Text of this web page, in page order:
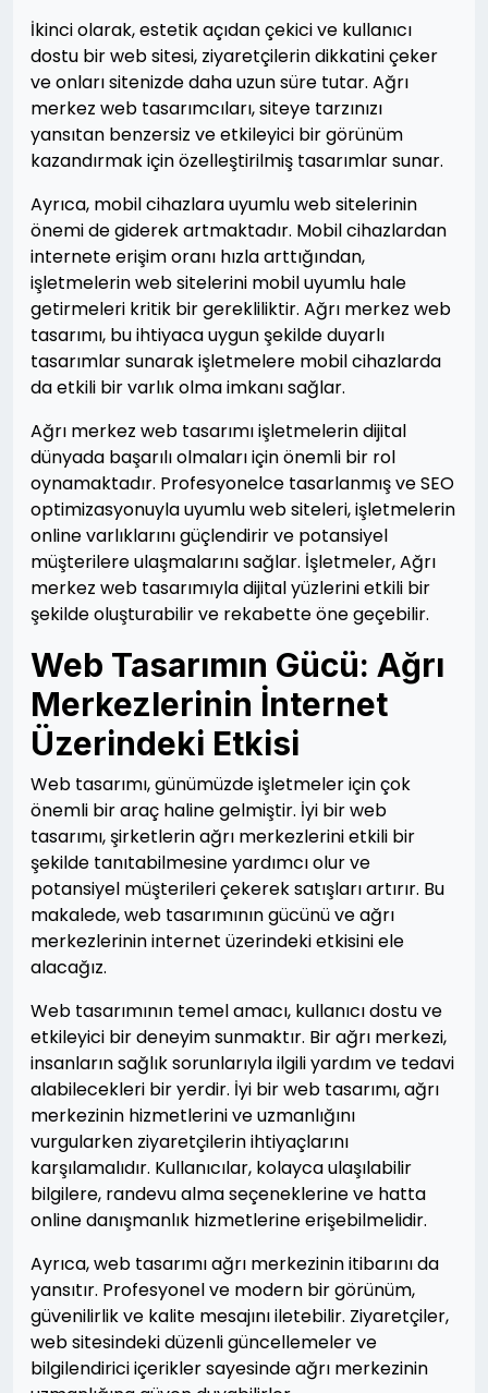
İkinci olarak, estetik açıdan çekici ve kullanıcı
dostu bir web sitesi, ziyaretçilerin dikkatini çeker
ve onları sitenizde daha uzun süre tutar. Ağrı
merkez web tasarımcıları, siteye tarzınızı
yansıtan benzersiz ve etkileyici bir görünüm
kazandırmak için özelleştirilmiş tasarımlar sunar.
Ayrıca, mobil cihazlara uyumlu web sitelerinin
önemi de giderek artmaktadır. Mobil cihazlardan
internete erişim oranı hızla arttığından,
işletmelerin web sitelerini mobil uyumlu hale
getirmeleri kritik bir gerekliliktir. Ağrı merkez web
tasarımı, bu ihtiyaca uygun şekilde duyarlı
tasarımlar sunarak işletmelere mobil cihazlarda
da etkili bir varlık olma imkanı sağlar.
Ağrı merkez web tasarımı işletmelerin dijital
dünyada başarılı olmaları için önemli bir rol
oynamaktadır. Profesyonelce tasarlanmış ve SEO
optimizasyonuyla uyumlu web siteleri, işletmelerin
online varlıklarını güçlendirir ve potansiyel
müşterilere ulaşmalarını sağlar. İşletmeler, Ağrı
merkez web tasarımıyla dijital yüzlerini etkili bir
şekilde oluşturabilir ve rekabette öne geçebilir.
Web Tasarımın Gücü: Ağrı
Merkezlerinin İnternet
Üzerindeki Etkisi
Web tasarımı, günümüzde işletmeler için çok
önemli bir araç haline gelmiştir. İyi bir web
tasarımı, şirketlerin ağrı merkezlerini etkili bir
şekilde tanıtabilmesine yardımcı olur ve
potansiyel müşterileri çekerek satışları artırır. Bu
makalede, web tasarımının gücünü ve ağrı
merkezlerinin internet üzerindeki etkisini ele
alacağız.
Web tasarımının temel amacı, kullanıcı dostu ve
etkileyici bir deneyim sunmaktır. Bir ağrı merkezi,
insanların sağlık sorunlarıyla ilgili yardım ve tedavi
alabilecekleri bir yerdir. İyi bir web tasarımı, ağrı
merkezinin hizmetlerini ve uzmanlığını
vurgularken ziyaretçilerin ihtiyaçlarını
karşılamalıdır. Kullanıcılar, kolayca ulaşılabilir
bilgilere, randevu alma seçeneklerine ve hatta
online danışmanlık hizmetlerine erişebilmelidir.
Ayrıca, web tasarımı ağrı merkezinin itibarını da
yansıtır. Profesyonel ve modern bir görünüm,
güvenilirlik ve kalite mesajını iletebilir. Ziyaretçiler,
web sitesindeki düzenli güncellemeler ve
bilgilendirici içerikler sayesinde ağrı merkezinin